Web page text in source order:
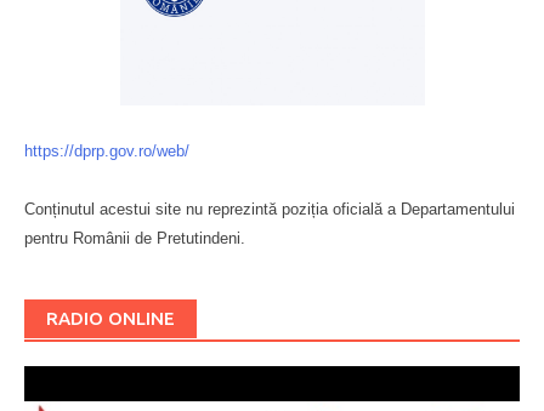
https://dprp.gov.ro/web/
Conținutul acestui site nu reprezintă poziția oficială a Departamentului
pentru Românii de Pretutindeni.
RADIO ONLINE